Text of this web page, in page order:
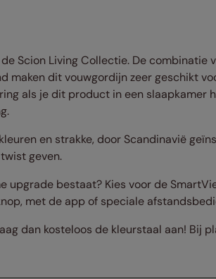
Scion Living Collectie. De combinatie
maken dit vouwgordijn zeer geschikt
als je dit product in een slaapkamer
en strakke, door Scandinavië
geven.
upgrade bestaat? Kies voor de
met de app of speciale
dan kosteloos de kleurstaal aan! Bij